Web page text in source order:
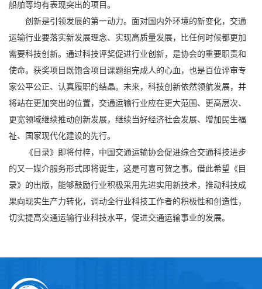
船舶等均有表现突出的项目。
创新是引领发展的第一动力。面对国内外环境的新变化，交通
运输行业要落实新发展理念、实现高质量发展，比任何时候都更加
需要科技创新。通过科技评奖促进行业创新，是协会的重要职责和
使命。获奖项目既饱含项目课题组完成人的心血，也是百位评审专
家公平公正、认真履职的结晶。未来，科技创新依然领航发展，并
将站在更加突出的位置，交通运输行业应在更大范围、更高层次、
更宽领域继续推动创新发展，继续当好经济社会发展、增加民生福
祉、国家现代化建设的先行。
《目录》即将付梓，中国交通运输协会促进综合交通科技进步
的又一媒介服务形式即将诞生，这是可喜可贺之事。借此希望《目
录》的出版，能够鼓励行业积极采用先进实用新技术，推动科技成
果向现实生产力转化，调动全行业科技工作者的积极性和创造性，
切实提高交通运输行业科技水平，促进交通运输事业的发展。